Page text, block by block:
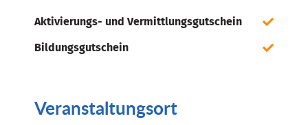
Aktivierungs- und Vermittlungsgutschein
Bildungsgutschein
Veranstaltungsort